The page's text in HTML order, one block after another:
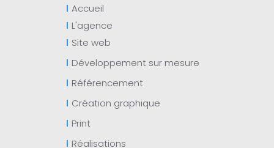
Accueil
L'agence
Site web
Développement sur mesure
Référencement
Création graphique
Print
Réalisations